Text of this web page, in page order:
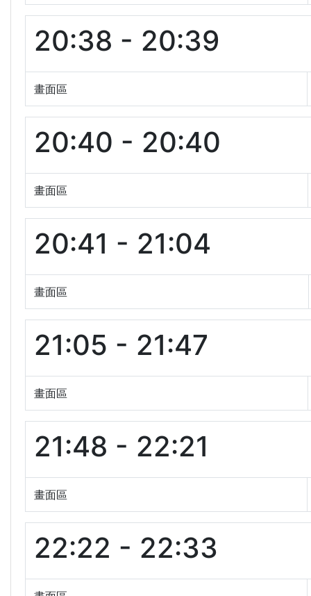
20:38 - 20:39
畫面區
20:40 - 20:40
畫面區
20:41 - 21:04
畫面區
21:05 - 21:47
畫面區
21:48 - 22:21
畫面區
22:22 - 22:33